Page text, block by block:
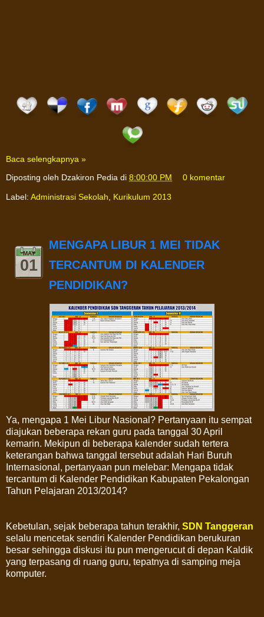
Baca selengkapnya »
Diposting oleh Dzakiron Pedia di 8:00:00 PM 0 komentar
Label: Administrasi Sekolah Kurikulum 2013
MAY
01
MENGAPA LIBUR 1 MEI TIDAK
TERCANTUM DI KALENDER
PENDIDIKAN?
Ya, mengapa 1 Mei Libur Nasional? Pertanyaan itu sempat
diajukan beberapa rekan guru pada tanggal 30 April
kemarin. Mekipun di beberapa kalender sudah tertera
keterangan bahwa tanggal tersebut adalah Hari Buruh
Internasional, pertanyaan pun melebar: Mengapa tidak
tercantum di Kalender Pendidikan Kabupaten Pekalongan
Tahun Pelajaran 2013/2014?
Kebetulan, sejak beberapa tahun terakhir, SDN Tanggeran
selalu mencetak sendiri Kalender Pendidikan berukuran
besar sehingga diskusi itu pun mengerucut di depan Kaldik
yang terpasang di ruang guru, tepatnya di samping meja
komputer.